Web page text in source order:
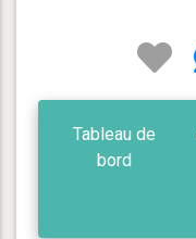
Tableau de
bord